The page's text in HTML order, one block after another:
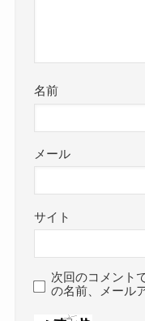
名前
メール
サイト
次回のコメント
の名前、メール